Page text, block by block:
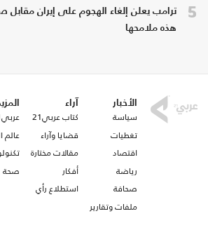
5
ترامب يعلن إلغاء الهجوم على إيران مقابل
هذه ملامحها
الأخبار
سياسة
تغطيات
اقتصاد
رياضة
صحافة
ملفات وتقارير
آراء
كتاب عربي21
قضايا وآراء
مقالات مختارة
أفكار
استطلاع رأي
عربي21 TV
عالم
صحة